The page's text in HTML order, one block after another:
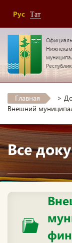
Рус Тат
Главная >
Внешний
Все